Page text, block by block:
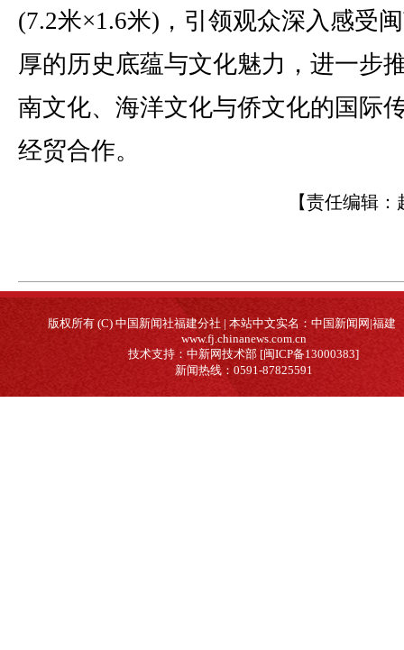
(7.2米×1.6米)，引领观众深入感受
厚的历史底蕴与文化魅力，进一步
南文化、海洋文化与侨文化的国际
经贸合作。
【责任编辑：
版权所有 (C) 中国新闻社福建分社 | 本站中文实名：中国新闻网|福建
www.fj.chinanews.com.cn
技术支持：中新网技术部 [闽ICP备13000383]
新闻热线：0591-87825591